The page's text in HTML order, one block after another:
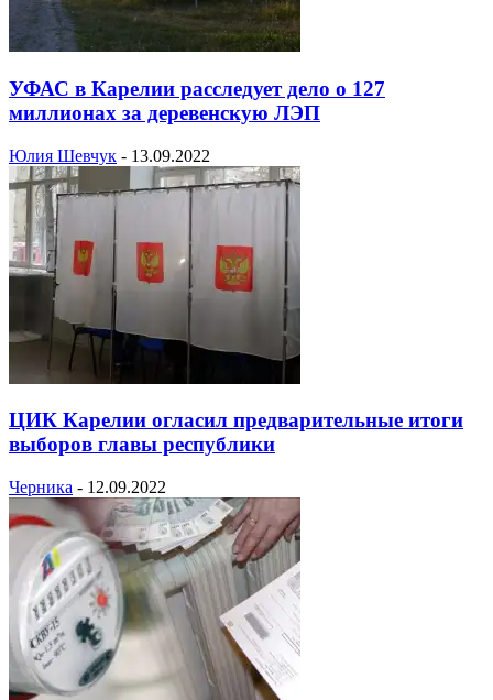
УФАС в Карелии расследует дело о 127
миллионах за деревенскую ЛЭП
Юлия Шевчук - 13.09.2022
ЦИК Карелии огласил предварительные итоги
выборов главы республики
Черника - 12.09.2022